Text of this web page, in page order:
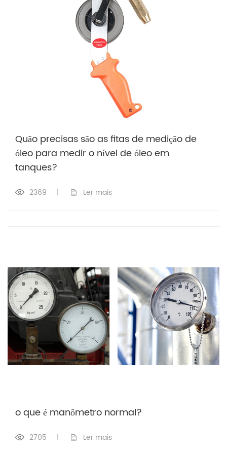
Quão precisas são as fitas de medição de
óleo para medir o nível de óleo em
tanques?
2369 | Ler mais
o que é manômetro normal?
2705 | Ler mais